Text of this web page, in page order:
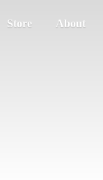
Store About